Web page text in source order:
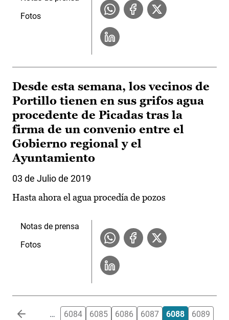
Fotos
Desde esta semana, los vecinos de
Portillo tienen en sus grifos agua
procedente de Picadas tras la
firma de un convenio entre el
Gobierno regional y el
Ayuntamiento
03 de Julio de 2019
Hasta ahora el agua procedía de pozos
Notas de prensa
Fotos
Paginación … 6084 6085 6086 6087 6088
6089